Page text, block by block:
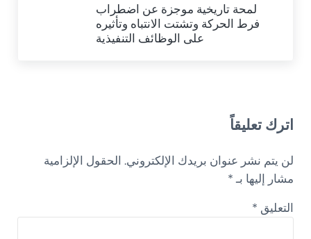
لمحة تاريخية موجزة عن اضطراب
فرط الحركة وتشتت الانتباه وتأثيره
على الوظائف التنفيذية
اترك تعليقاً
لن يتم نشر عنوان بريدك الإلكتروني. الحقول الإلزامية
مشار إليها بـ*
التعليق *